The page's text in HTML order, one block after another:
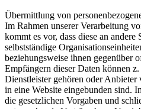
Übermittlung von
Im Rahmen unserer Verarbeitung
kommt es vor, dass diese an
selbstständige
beziehungsweise ihnen gegenüber
Empfängern dieser Daten können
Dienstleister gehören oder
in eine Website eingebunden sind.
die gesetzlichen Vorgaben und